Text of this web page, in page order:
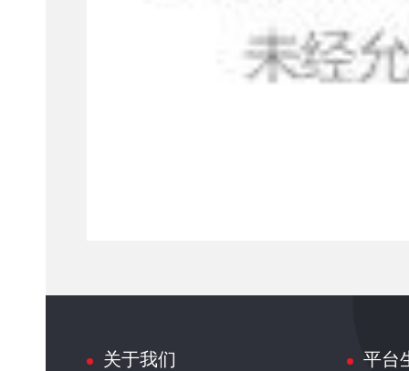
关于我们 平台